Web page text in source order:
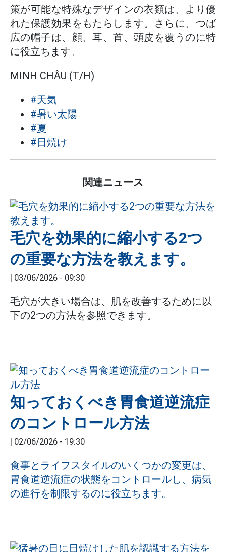
策が可能な特殊なデザインの衣類は、より優
れた保護効果をもたらします。さらに、つば
広の帽子は、顔、耳、首、頭皮を覆うのに特
に役立ちます。
MINH CHÂU (T/H)
#天気
#暑い太陽
#夏
#日焼け
関連ニュース
毛穴を効果的に縮小する2つ
の重要な方法を教えます。
| 03/06/2026 - 09:30
毛穴が大きい場合は、肌を改善するために以
下の2つの方法を参照できます。
知っておくべき胃食道逆流症
のコントロール方法
| 02/06/2026 - 19:30
食事とライフスタイルのいくつかの変更は、
胃食道逆流症の状態をコントロールし、病気
の進行を制限するのに役立ちます。